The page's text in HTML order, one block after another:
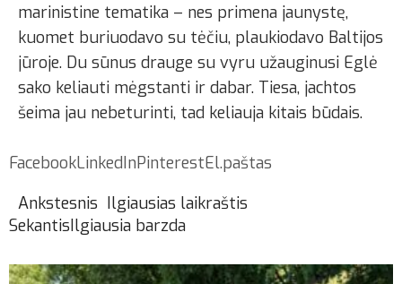
marinistine tematika – nes primena jaunystę,
kuomet buriuodavo su tėčiu, plaukiodavo Baltijos
jūroje. Du sūnus drauge su vyru užauginusi Eglė
sako keliauti mėgstanti ir dabar. Tiesa, jachtos
šeima jau nebeturinti, tad keliauja kitais būdais.
FacebookLinkedInPinterestEl.paštas
Ankstesnis Ilgiausias laikraštis
SekantisIlgiausia barzda